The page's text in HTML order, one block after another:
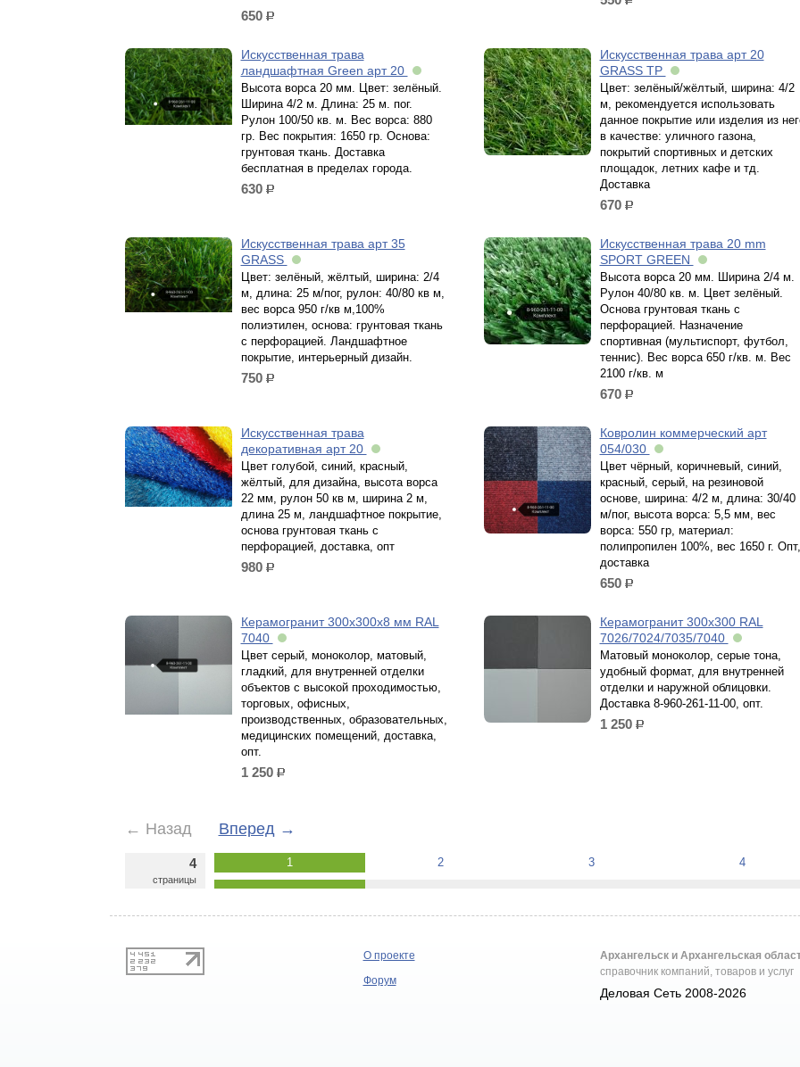
650 р.
р.
Искусственная трава
ландшафтная Green арт 20
Высота ворса 20 мм. Цвет: зелёный.
Ширина 4/2 м. Длина: 25 м. пог.
Рулон 100/50 кв. м. Вес ворса: 880
гр. Вес покрытия: 1650 гр. Основа:
грунтовая ткань. Доставка
бесплатная в пределах города.
630 р.
Искусственная трава арт 20
GRASS ТР
Цвет: зелёный/жёлтый, ширина: 4/2
м, рекомендуется использовать
данное покрытие или изделия из
в качестве: уличного газона,
покрытий спортивных и детских
площадок, летних кафе и тд.
Доставка
670 р.
Искусственная трава арт 35
GRASS
Цвет: зелёный, жёлтый, ширина: 2/4
м, длина: 25 м/пог, рулон: 40/80 кв м,
вес ворса 950 г/кв м,100%
полиэтилен, основа: грунтовая ткань
с перфорацией. Ландшафтное
покрытие, интерьерный дизайн.
750 р.
Искусственная трава 20 mm
SPORT GREEN
Высота ворса 20 мм. Ширина 2/4 м.
Рулон 40/80 кв. м. Цвет зелёный.
Основа грунтовая ткань с
перфорацией. Назначение
спортивная (мультиспорт, футбол,
теннис). Вес ворса 650 г/кв. м. Вес
2100 г/кв. м
670 р.
Искусственная трава
декоративная арт 20
Цвет голубой, синий, красный,
жёлтый, для дизайна, высота ворса
22 мм, рулон 50 кв м, ширина 2 м,
длина 25 м, ландшафтное покрытие,
основа грунтовая ткань с
перфорацией, доставка, опт
980 р.
Ковролин коммерческий арт
054/030
Цвет чёрный, коричневый, синий,
красный, серый, на резиновой
основе, ширина: 4/2 м, длина: 30/40
м/пог, высота ворса: 5,5 мм, вес
ворса: 550 гр, материал:
полипропилен 100%, вес 1650 г. Опт,
доставка
650 р.
Керамогранит 300х300х8 мм RAL
7040
Цвет серый, моноколор, матовый,
гладкий, для внутренней отделки
объектов с высокой проходимостью,
торговых, офисных,
производственных, образовательных,
медицинских помещений, доставка,
опт.
1 250 р.
Керамогранит 300х300 RAL
7026/7024/7035/7040
Матовый моноколор, серые тона,
удобный формат, для внутренней
отделки и наружной облицовки.
Доставка 8-960-261-11-00, опт.
1 250 р.
← Назад Вперед→
4
страницы
1 2 3 4
О проекте
Форум
Архангельск и Архангельская
справочник компаний, товаров и услуг
Деловая Сеть 2008-2026